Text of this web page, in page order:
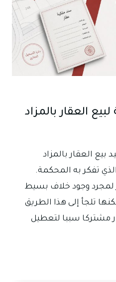
العقار بالمزاد
بيع العقار بالمزاد
تفكر به المحكمة.
لمجرد وجود خلاف بسيط
تلجأ إلى هذا الطريق
مشتركا سببا لتعطيل